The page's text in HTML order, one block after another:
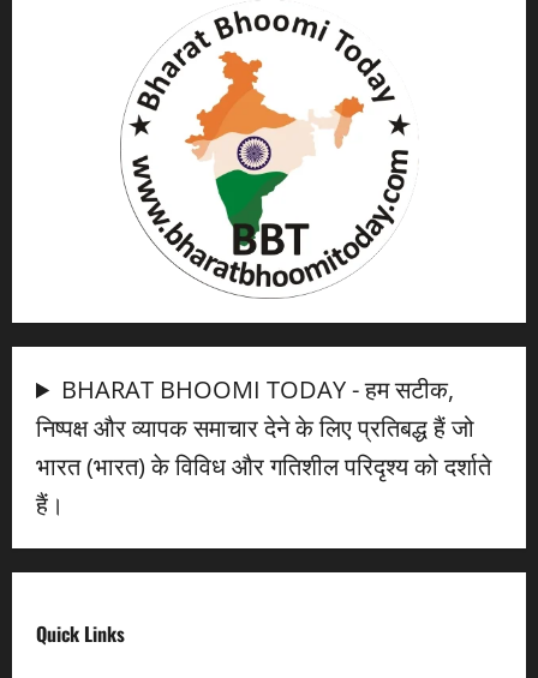
BHARAT BHOOMI TODAY - हम सटीक,
निष्पक्ष और व्यापक समाचार देने के लिए प्रतिबद्ध हैं जो
भारत (भारत) के विविध और गतिशील परिदृश्य को दर्शाते
हैं।
Quick Links